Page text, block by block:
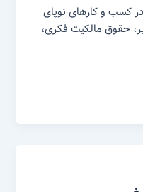
کسب و کارهای نوپای
حقوق مالکیت فکری،